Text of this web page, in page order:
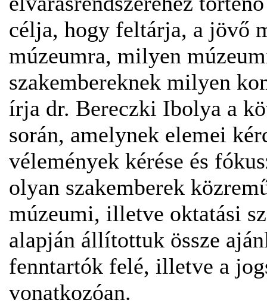
célja, hogy feltárja, a jövő
múzeumra, milyen
szakembereknek milyen
írja dr. Bereczki Ibolya a
során, amelynek elemei
vélemények kérése és
olyan szakemberek
múzeumi, illetve oktatási
alapján állítottuk össze
fenntartók felé, illetve a
vonatkozóan.